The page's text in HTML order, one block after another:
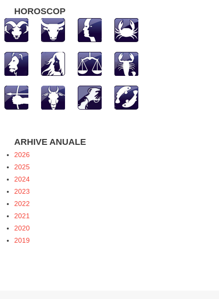
HOROSCOP
ARHIVE ANUALE
2026
2025
2024
2023
2022
2021
2020
2019